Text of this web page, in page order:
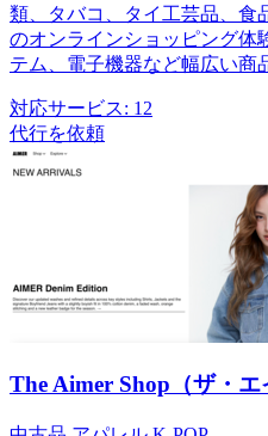
類、タバコ、タイ工芸品、食
のオンラインショッピング体
テム、電子機器など幅広い商
対応サービス: 12
代行を依頼
The Aimer Shop（ザ・エ